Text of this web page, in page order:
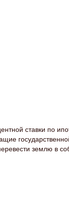
ставки по
землю в